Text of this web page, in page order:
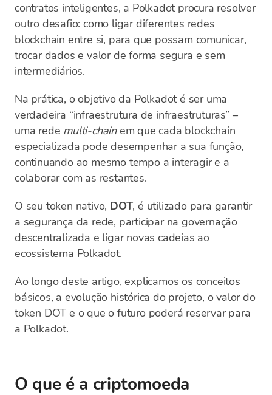
contratos inteligentes, a Polkadot procura resolver
outro desafio: como ligar diferentes redes
blockchain entre si, para que possam comunicar,
trocar dados e valor de forma segura e sem
intermediários.
Na prática, o objetivo da Polkadot é ser uma
verdadeira “infraestrutura de infraestruturas” –
uma rede multi-chainem que cada blockchain
especializada pode desempenhar a sua função,
continuando ao mesmo tempo a interagir e a
colaborar com as restantes.
O seu token nativo, DOT, é utilizado para garantir
a segurança da rede, participar na governação
descentralizada e ligar novas cadeias ao
ecossistema Polkadot.
Ao longo deste artigo, explicamos os conceitos
básicos, a evolução histórica do projeto, o valor do
token DOT e o que o futuro poderá reservar para
a Polkadot.
O que é a criptomoeda